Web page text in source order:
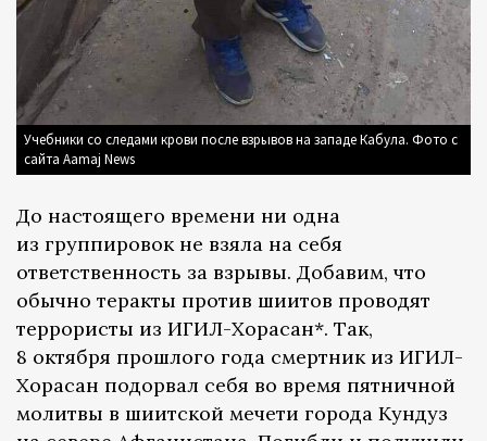
Учебники со следами крови после взрывов на западе Кабула. Фото с
сайта Aamaj News
До настоящего времени ни одна
из группировок не взяла на себя
ответственность за взрывы. Добавим, что
обычно теракты против шиитов проводят
террористы из ИГИЛ-Хорасан*. Так,
8 октября прошлого года смертник из ИГИЛ-
Хорасан подорвал себя во время пятничной
молитвы в шиитской мечети города Кундуз